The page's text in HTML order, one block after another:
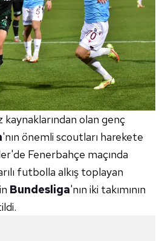
kaynaklarından olan genç
'nın önemli scoutları harekete
Fenerbahçe maçında
futbolla alkış toplayan
Bundesliga'nın iki takımının